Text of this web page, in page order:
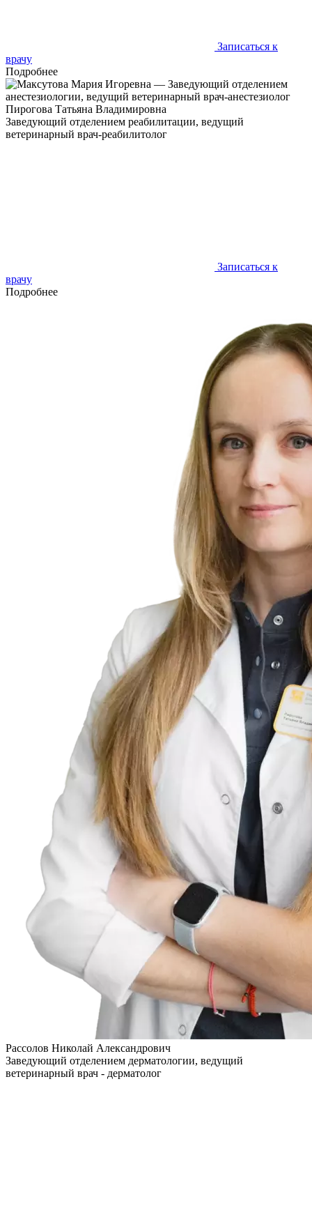
Записаться к
врачу
Подробнее
Пирогова Татьяна Владимировна
Заведующий отделением реабилитации, ведущий
ветеринарный врач-реабилитолог
Записаться к
врачу
Подробнее
Рассолов Николай Александрович
Заведующий отделением дерматологии, ведущий
ветеринарный врач - дерматолог